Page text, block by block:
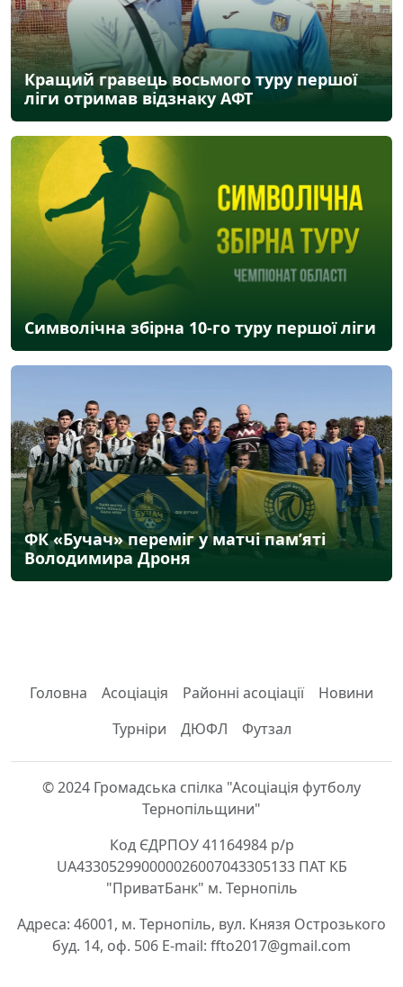
Кращий гравець восьмого туру першої
ліги отримав відзнаку АФТ
Символічна збірна 10-го туру першої ліги
ФК «Бучач» переміг у матчі пам’яті
Володимира Дроня
Головна Асоціація Районні асоціації
Новини
Турніри
ДЮФЛ Футзал
© 2024 Громадська спілка "Асоціація футболу
Тернопільщини"
Код ЄДРПОУ 41164984 р/р
UA433052990000026007043305133 ПАТ КБ
"ПриватБанк" м. Тернопіль
Адреса: 46001, м. Тернопіль, вул. Князя Острозького
буд. 14, оф. 506 E-mail: ffto2017@gmail.com